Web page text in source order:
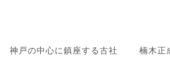
神戸の中心に鎮座する古社 楠木正